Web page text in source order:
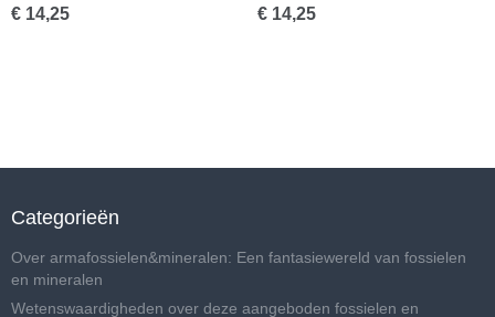
€ 14,25 € 14,25
Categorieën
Over armafossielen&mineralen: Een fantasiewereld van fossielen
en mineralen
Wetenswaardigheden over deze aangeboden fossielen en